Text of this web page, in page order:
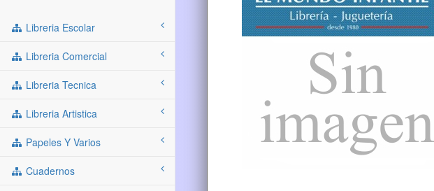
Libreria Escolar
Libreria Comercial
Libreria Tecnica
Libreria Artistica
Papeles Y Varios
Cuadernos